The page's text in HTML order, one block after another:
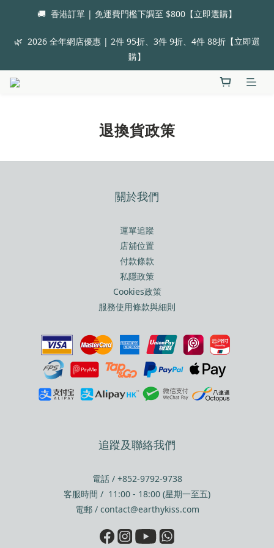
🚚  香港訂單 | 免運費門檻下調至 $800【立即選購】
🌿  2026 全年網店優惠 | 2件 95折、3件 9折、4件 88折【立即選
購】
退換貨政策
關於我們
運單追蹤
店舖位置
付款條款
私隱政策
Cookies政策
服務使用條款與細則
追蹤及聯絡我們
電話 / +852-9792-9738
客服時間 / 11:00 - 18:00 (星期一至五)
電郵 / contact@earthykiss.com